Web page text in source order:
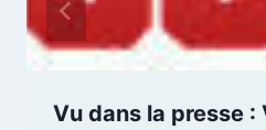
Vu dans la presse :